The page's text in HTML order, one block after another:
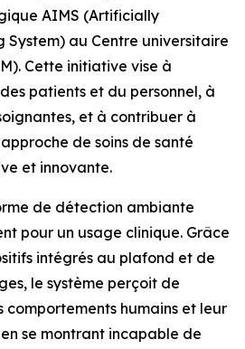
AIMS (Artificially
au Centre universitaire
Cette initiative vise à
patients et du personnel, à
et à contribuer à
de soins de santé
et innovante.
de détection ambiante
pour un usage clinique. Grâce
intégrés au plafond et de
le système perçoit de
comportements humains et leur
se montrant incapable de